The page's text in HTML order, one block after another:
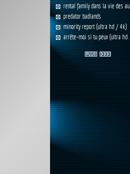
rental family dans la vie des au...
predator badlands
minority report (ultra hd / 4k)
arrête-moi si tu peux (ultra hd ...